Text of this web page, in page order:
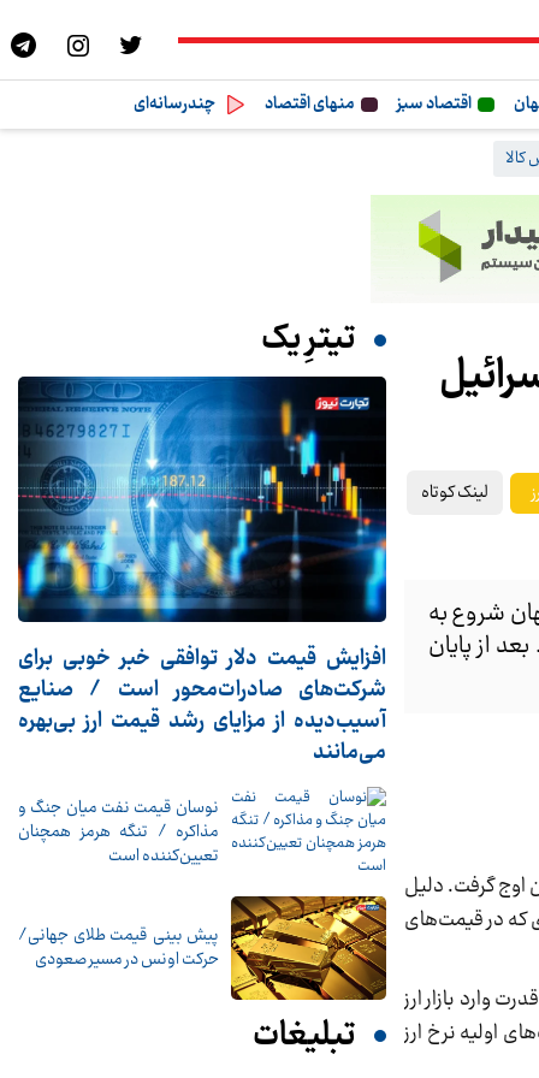
اقتصاد سبز منهای اقتصاد چندرسانه‌ای
لینک کوتاه
نرخ ارز از کانال ۸۴ هزار تومان ناگهان شروع به
بعد از پایان
نرخ دلار و ارز شروع به رشد کرد و تا کانال ۹۱ هزار تومان اوج گرفت. دلیل
که در قیمت‌های
وارد بازار ارز
اولیه نرخ ارز
تیترِ یک
افزایش قیمت دلار توافقی خبر خوبی برای
شرکت‌های صادرات‌محور است / صنایع
آسیب‌دیده از مزایای رشد قیمت ارز بی‌بهره
می‌مانند
نوسان قیمت نفت میان جنگ و
مذاکره / تنگه هرمز همچنان
تعیین‌کننده است
پیش بینی قیمت طلای جهانی/
حرکت اونس در مسیر صعودی
تبلیغات